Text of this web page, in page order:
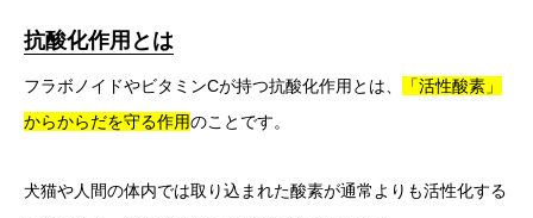
抗酸化作用とは
フラボノイドやビタミンCが持つ抗酸化作用とは、
「活性酸素」
からからだを守る作用のことです。
犬猫や人間の体内では取り込まれた酸素が通常よりも活性化する